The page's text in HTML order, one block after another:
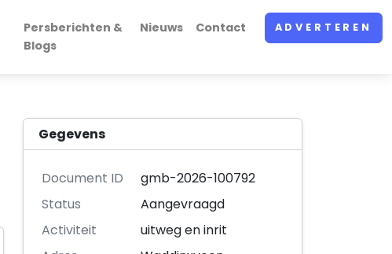
Persberichten &
Blogs
Nieuws Contact ADVERTEREN
Gegevens
Document ID
gmb-2026-100792
Status
Aangevraagd
Activiteit
uitweg en inrit